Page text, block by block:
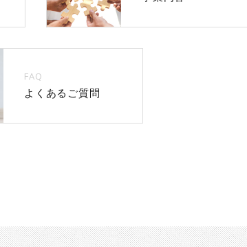
FAQ
よくあるご質問